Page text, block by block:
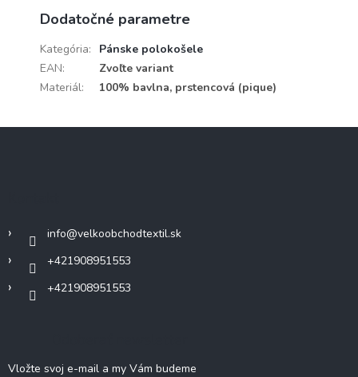
Dodatočné parametre
Kategória:
Pánske polokošele
EAN:
Zvoľte variant
Materiál: 100% bavlna, prstencová (pique)
info@velkoobchodtextil.sk
+421908951553
+421908951553
Vložte svoj e-mail a my Vám budeme